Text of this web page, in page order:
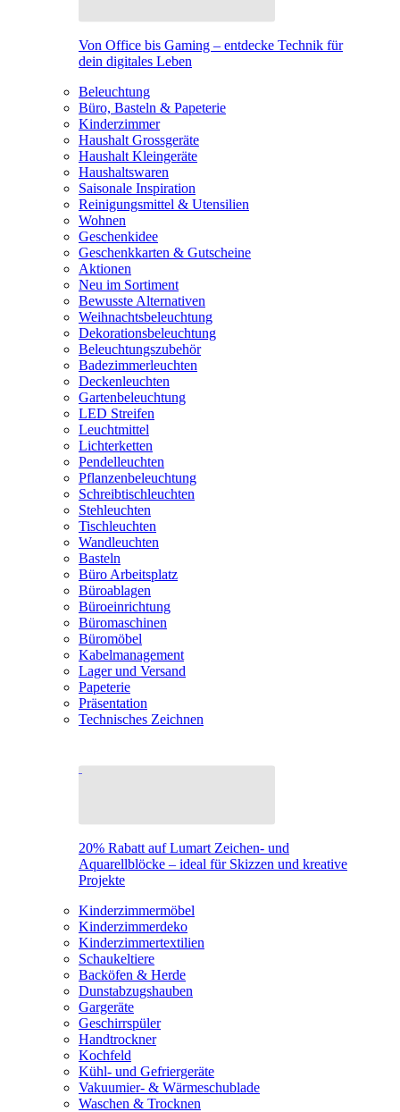
Von Office bis Gaming – entdecke Technik für
dein digitales Leben
Beleuchtung
Büro, Basteln & Papeterie
Kinderzimmer
Haushalt Grossgeräte
Haushalt Kleingeräte
Haushaltswaren
Saisonale Inspiration
Reinigungsmittel & Utensilien
Wohnen
Geschenkidee
Geschenkkarten & Gutscheine
Aktionen
Neu im Sortiment
Bewusste Alternativen
Weihnachtsbeleuchtung
Dekorationsbeleuchtung
Beleuchtungszubehör
Badezimmerleuchten
Deckenleuchten
Gartenbeleuchtung
LED Streifen
Leuchtmittel
Lichterketten
Pendelleuchten
Pflanzenbeleuchtung
Schreibtischleuchten
Stehleuchten
Tischleuchten
Wandleuchten
Basteln
Büro Arbeitsplatz
Büroablagen
Büroeinrichtung
Büromaschinen
Büromöbel
Kabelmanagement
Lager und Versand
Papeterie
Präsentation
Technisches Zeichnen
20% Rabatt auf Lumart Zeichen- und
Aquarellblöcke – ideal für Skizzen und kreative
Projekte
Kinderzimmermöbel
Kinderzimmerdeko
Kinderzimmertextilien
Schaukeltiere
Backöfen & Herde
Dunstabzugshauben
Gargeräte
Geschirrspüler
Handtrockner
Kochfeld
Kühl- und Gefriergeräte
Vakuumier- & Wärmeschublade
Waschen & Trocknen